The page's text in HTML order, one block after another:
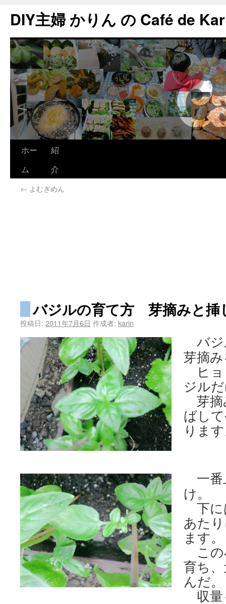
DIY主婦 かりん の Café de
ホー
ム
紹
介
← よむぎめん
バジルの育て方 芽摘みと挿
投稿日: 2011年7月6日 作成者: karin
バジ
芽摘
ヒョ
ジル
芽摘
ばし
りま
一番
け。
下に
あた
ます。
この
育ち
んだ。
収量